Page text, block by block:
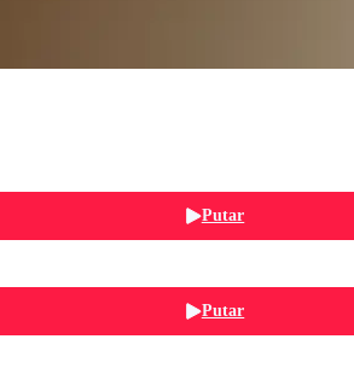
Putar
Putar